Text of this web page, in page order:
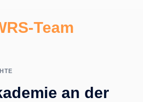
Team
an der